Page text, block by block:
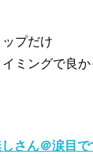
プだけ
ミングで良
さん＠涙目で